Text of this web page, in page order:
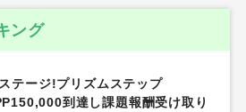
ング
テージ!プリズムステップ
到達し課題報酬受け取り